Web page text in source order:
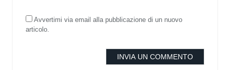
Avvertimi via email alla pubblicazione di un nuovo
articolo.